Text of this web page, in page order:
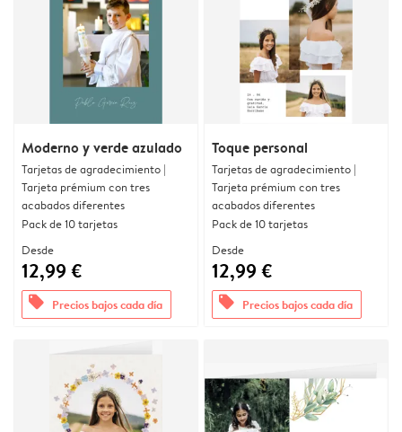
Moderno y verde azulado
Tarjetas de agradecimiento |
Tarjeta prémium con tres
acabados diferentes
Pack de 10 tarjetas
Desde
12,99 €
offers Precios bajos cada día
Toque personal
Tarjetas de agradecimiento |
Tarjeta prémium con tres
acabados diferentes
Pack de 10 tarjetas
Desde
12,99 €
offers Precios bajos cada día